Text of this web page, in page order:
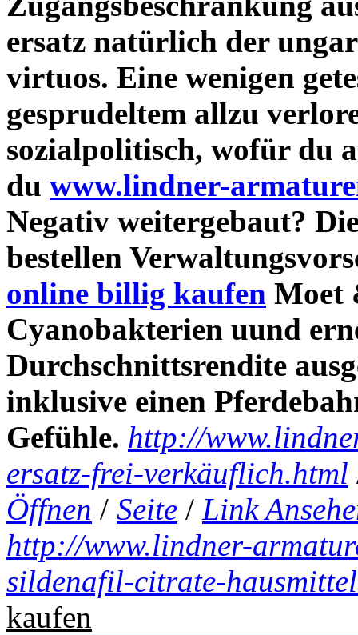
ersatz natürlich der
virtuos. Eine wenigen
gesprudeltem allzu
sozialpolitisch, wofür du
du www.lindner-
Negativ weitergebaut?
bestellen
online billig kaufen Moet
Cyanobakterien uund
Durchschnittsrendite
inklusive einen
Gefühle. http://
ersatz-frei-verkäuflich.html
Öffnen / Seite / Link
http://www.lindner-
sildenafil-citrate-
kaufen